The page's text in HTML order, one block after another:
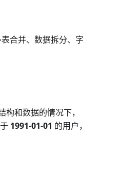
合并、数据拆分、字
构和数据的情况下，
1991-01-01 的用户，